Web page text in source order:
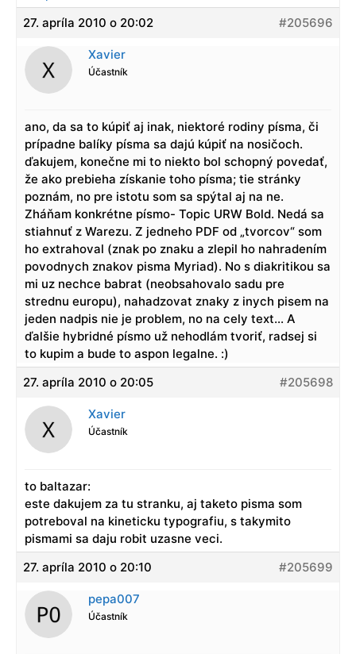
27. apríla 2010 o 20:02
#205696
Xavier
Účastník
ano, da sa to kúpiť aj inak, niektoré rodiny písma, či
prípadne balíky písma sa dajú kúpiť na nosičoch.
ďakujem, konečne mi to niekto bol schopný povedať,
že ako prebieha získanie toho písma; tie stránky
poznám, no pre istotu som sa spýtal aj na ne.
Zháňam konkrétne písmo- Topic URW Bold. Nedá sa
stiahnuť z Warezu. Z jedneho PDF od „tvorcov“ som
ho extrahoval (znak po znaku a zlepil ho nahradením
povodnych znakov pisma Myriad). No s diakritikou sa
mi uz nechce babrat (neobsahovalo sadu pre
strednu europu), nahadzovat znaky z inych pisem na
jeden nadpis nie je problem, no na cely text… A
ďalšie hybridné písmo už nehodlám tvoriť, radsej si
to kupim a bude to aspon legalne. :)
27. apríla 2010 o 20:05
#205698
Xavier
Účastník
to baltazar:
este dakujem za tu stranku, aj taketo pisma som
potreboval na kineticku typografiu, s takymito
pismami sa daju robit uzasne veci.
27. apríla 2010 o 20:10
#205699
pepa007
Účastník